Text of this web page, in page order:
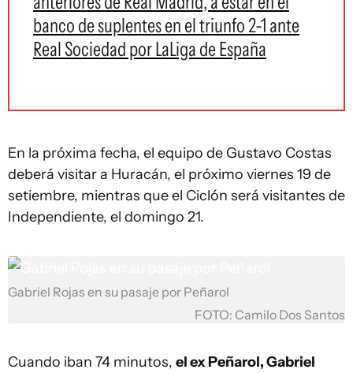
banco de suplentes en el triunfo 2-1 ante
Real Sociedad por LaLiga de España
En la próxima fecha, el equipo de Gustavo Costas
deberá visitar a Huracán, el próximo viernes 19 de
setiembre, mientras que el Ciclón será visitantes de
Independiente, el domingo 21.
Gabriel Rojas en su pasaje por Peñarol
FOTO: Camilo Dos Santos
Cuando iban 74 minutos, el ex Peñarol, Gabriel